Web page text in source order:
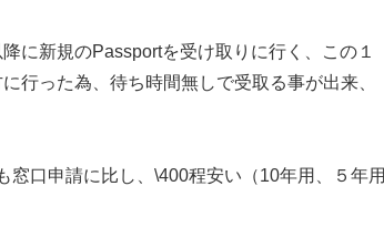
に新規のPassportを受け取りに行く、この１
行った為、待ち時間無しで受取る事が出来、
口申請に比し、\400程安い（10年用、５年用